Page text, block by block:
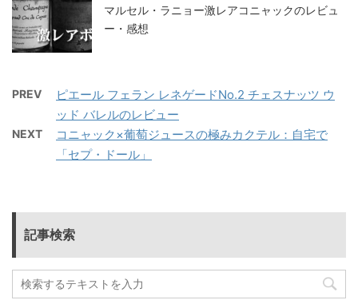
マルセル・ラニョー激レアコニャックのレビュ
ー・感想
PREV
ピエール フェラン レネゲードNo.2 チェスナッツ ウ
ッド バレルのレビュー
NEXT
コニャック×葡萄ジュースの極みカクテル：自宅で
「セプ・ドール」
記事検索